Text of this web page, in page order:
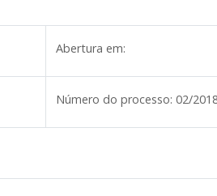
Abertura em:
Número do processo: 02/